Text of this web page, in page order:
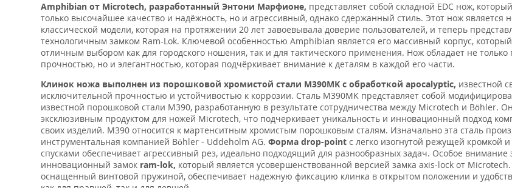
Amphibian от Microtech, разработанный Энтони Марфионе, представляет собой складной EDC нож,
только высочайшее качество и надёжность, но и агрессивный, однако сдержанный стиль. Этот нож является
классической модели, которая на протяжении 20 лет завоевывала доверие пользователей, и теперь
технологичным замком Ram-Lok. Ключевой особенностью Amphibian является его массивный корпус, который
отличным выбором как для городского ношения, так и для тактического применения. Нож обладает не только
прочностью, но и элегантностью, которая подчёркивает внимание к деталям в каждой его части.
Клинок ножа выполнен из порошковой хромистой стали M390MK с обработкой apocalyptic, известной
исключительной прочностью и устойчивостью к коррозии. Сталь M390MK представляет собой
известной порошковой стали M390, разработанную в результате сотрудничества между Microtech и Böhler.
эксклюзивным продуктом для ножей Microtech, что подчеркивает уникальность и инновационный подход
своих изделий. M390 относится к мартенситным хромистым порошковым сталям. Изначально эта сталь
инструментальная компанией Böhler - Uddeholm AG. Форма drop-point с легко изогнутой режущей кромкой
спусками обеспечивает агрессивный рез, идеально подходящий для разнообразных задач. Особое внимание
инновационный замок ram-lok, который является усовершенствованной версией замка axis-lock от Microtech.
оснащенный винтовой пружиной, обеспечивает надежную фиксацию клинка в открытом положении и